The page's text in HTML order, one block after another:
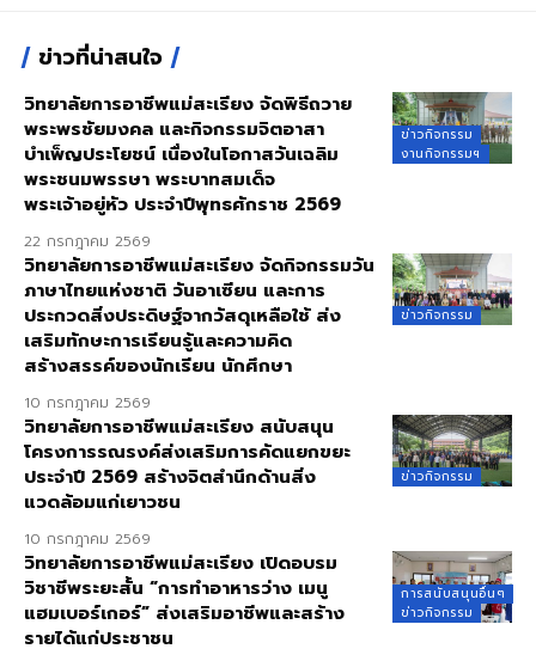
ข่าวที่น่าสนใจ
ข่าวกิจกรรม
งานกิจกรรมฯ
วิทยาลัยการอาชีพแม่สะเรียง จัดพิธีถวาย
พระพรชัยมงคล และกิจกรรมจิตอาสา
บำเพ็ญประโยชน์ เนื่องในโอกาสวันเฉลิม
พระชนมพรรษา พระบาทสมเด็จ
พระเจ้าอยู่หัว ประจำปีพุทธศักราช 2569
22 กรกฎาคม 2569
ข่าวกิจกรรม
วิทยาลัยการอาชีพแม่สะเรียง จัดกิจกรรมวัน
ภาษาไทยแห่งชาติ วันอาเซียน และการ
ประกวดสิ่งประดิษฐ์จากวัสดุเหลือใช้ ส่ง
เสริมทักษะการเรียนรู้และความคิด
สร้างสรรค์ของนักเรียน นักศึกษา
10 กรกฎาคม 2569
ข่าวกิจกรรม
วิทยาลัยการอาชีพแม่สะเรียง สนับสนุน
โครงการรณรงค์ส่งเสริมการคัดแยกขยะ
ประจำปี 2569 สร้างจิตสำนึกด้านสิ่ง
แวดล้อมแก่เยาวชน
10 กรกฎาคม 2569
การสนับสนุนอื่นๆ
ข่าวกิจกรรม
วิทยาลัยการอาชีพแม่สะเรียง เปิดอบรม
วิชาชีพระยะสั้น “การทำอาหารว่าง เมนู
แฮมเบอร์เกอร์” ส่งเสริมอาชีพและสร้าง
รายได้แก่ประชาชน